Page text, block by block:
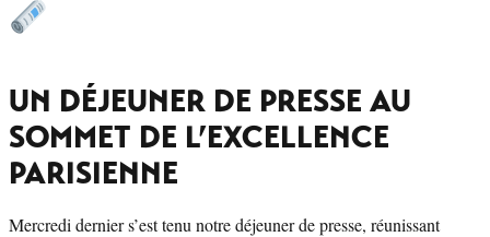
UN DÉJEUNER DE PRESSE AU
SOMMET DE L’EXCELLENCE
PARISIENNE
Mercredi dernier s’est tenu notre déjeuner de presse, réunissant